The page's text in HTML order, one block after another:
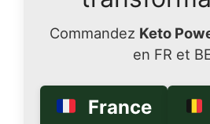
Commandez Keto
en FR et
France